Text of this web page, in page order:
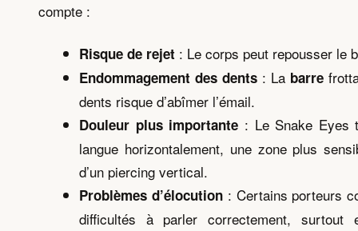
compte :
Risque de rejet : Le corps peut repousser le
Endommagement des dents : La barre
dents risque d’abîmer l’émail.
Douleur plus importante : Le Snake Eyes
langue horizontalement, une zone plus
d’un piercing vertical.
Problèmes d’élocution: Certains porteurs
difficultés à parler correctement, surtout